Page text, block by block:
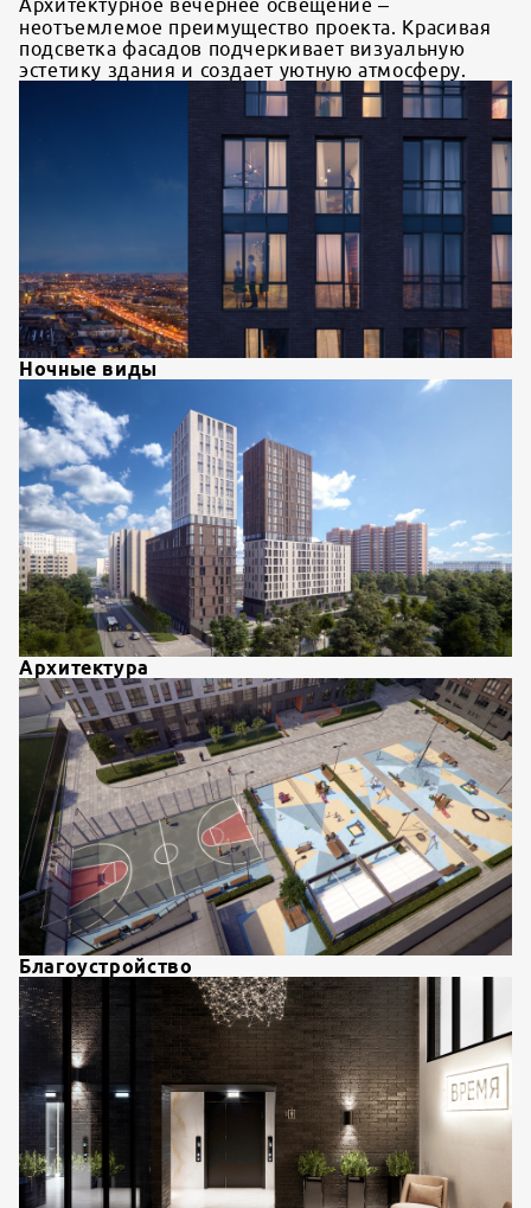
Архитектурное вечернее освещение –
неотъемлемое преимущество проекта. Красивая
подсветка фасадов подчеркивает визуальную
эстетику здания и создает уютную атмосферу.
Ночные виды
Архитектура
Благоустройство